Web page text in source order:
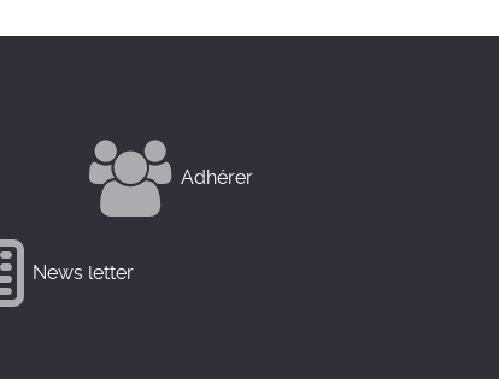
Adhérer
News letter